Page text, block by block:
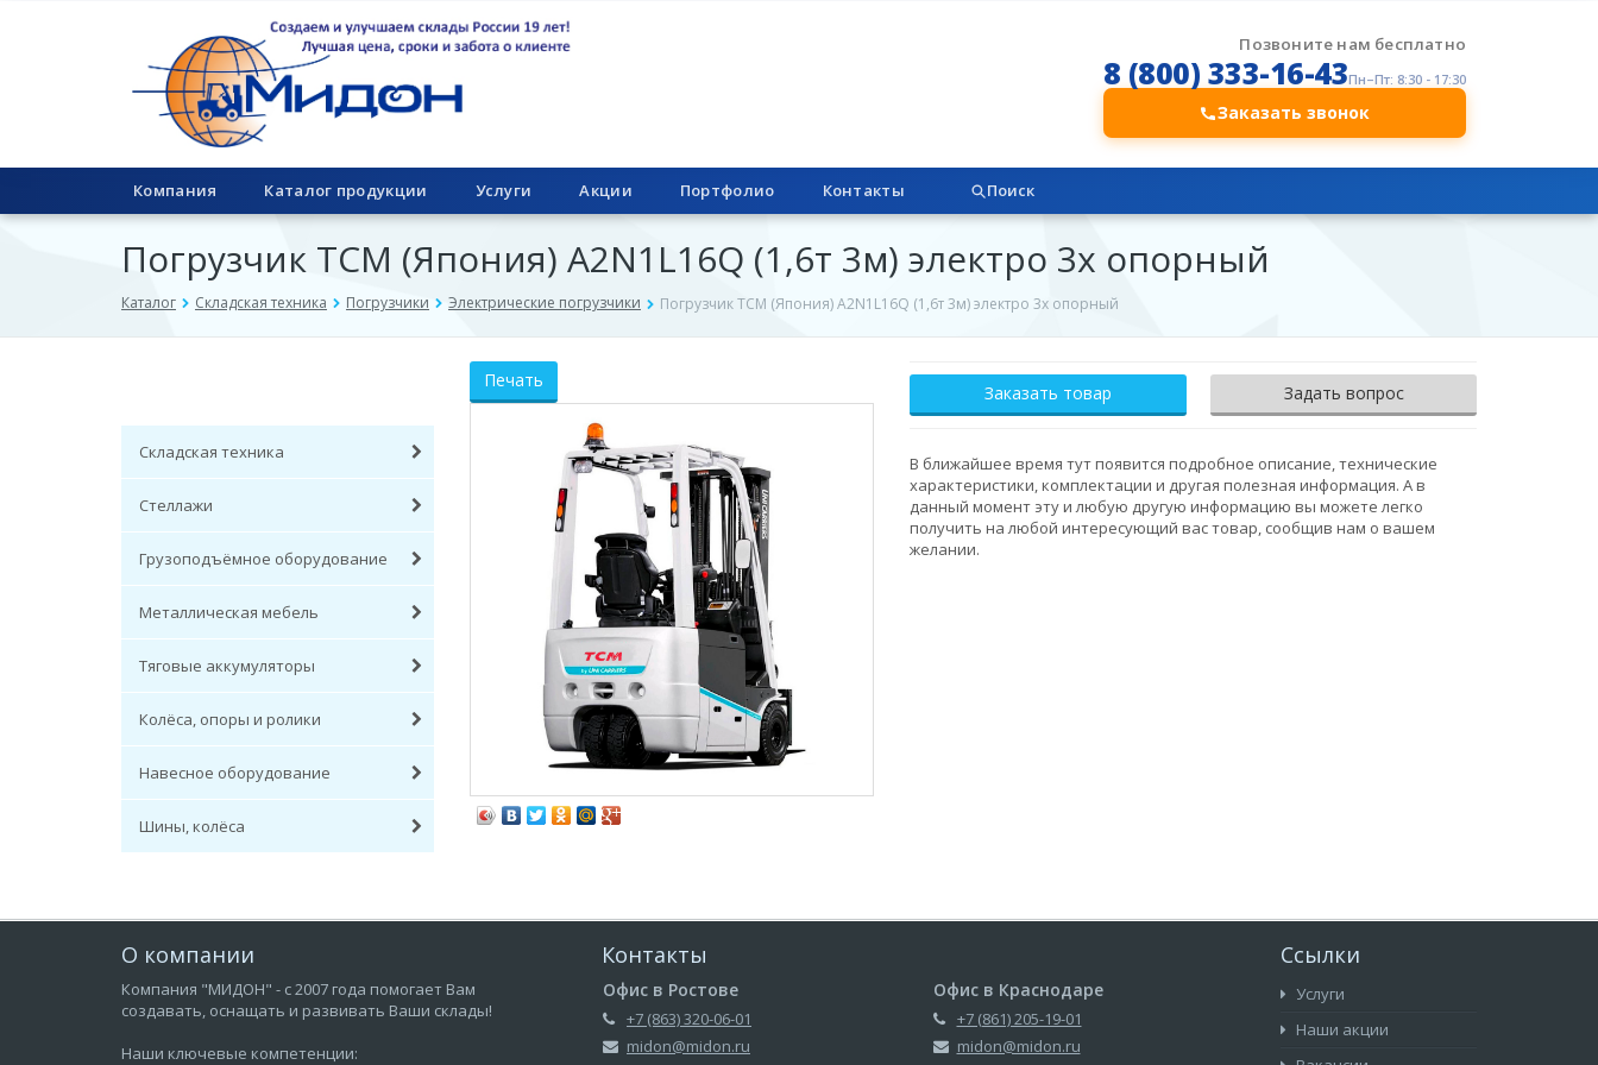
Позвоните нам бесплатно
8 (800) 333-16-43Пн–Пт: 8:30 - 17:30
Заказать звонок
Компания Каталог продукции Услуги Акции Портфолио Контакты Поиск
Погрузчик ТСМ (Япония) A2N1L16Q (1,6т 3м) электро 3х опорный
Каталог Складская техника Погрузчики Электрические погрузчики Погрузчик ТСМ (Япония) A2N1L16Q (1,6т 3м) электро 3х опорный
Складская техника
Стеллажи
Грузоподъёмное оборудование
Металлическая мебель
Тяговые аккумуляторы
Колёса, опоры и ролики
Навесное оборудование
Шины, колёса
Заказать товар Задать вопрос
Печать
В ближайшее время тут появится подробное описание, технические
характеристики, комплектации и другая полезная информация. А в
данный момент эту и любую другую информацию вы можете легко
получить на любой интересующий вас товар, сообщив нам о вашем
желании.
О компании
Компания "МИДОН" - с 2007 года помогает Вам
создавать, оснащать и развивать Ваши склады!
Наши ключевые компетенции:
Контакты
Офис в Ростове
+7 (863) 320-06-01
midon@midon.ru
Офис в Краснодаре
+7 (861) 205-19-01
midon@midon.ru
Ссылки
Услуги
Наши акции